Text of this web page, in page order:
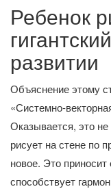
Ребенок
развитии
Объяснение этому
«Системно-
Оказывается, это
рисует на стене по
новое. Это
способствует